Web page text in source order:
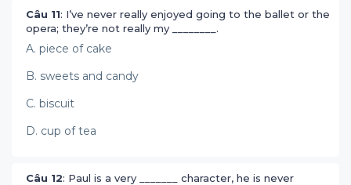
Câu 11: I’ve never really enjoyed going to the ballet or the
opera; they’re not really my ________.
A. piece of cake
B. sweets and candy
C. biscuit
D. cup of tea
Câu 12: Paul is a very _______ character, he is never